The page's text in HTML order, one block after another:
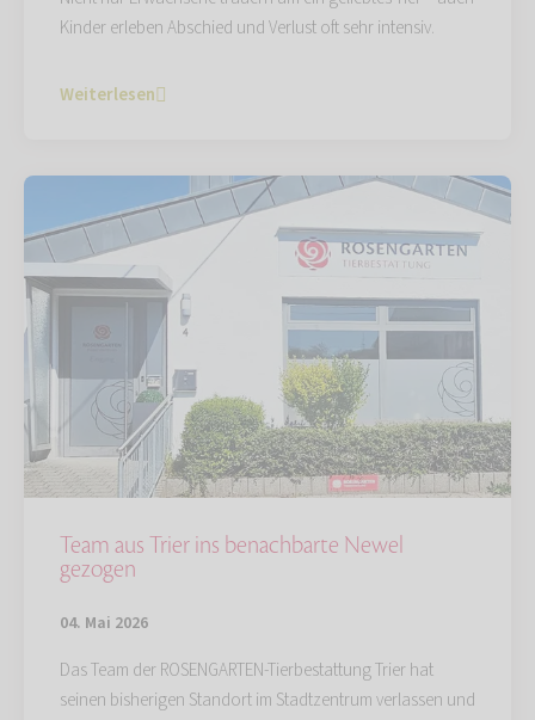
Kinder erleben Abschied und Verlust oft sehr intensiv.
Weiterlesen
Team aus Trier ins benachbarte Newel
gezogen
04. Mai 2026
Das Team der ROSENGARTEN-Tierbestattung Trier hat
seinen bisherigen Standort im Stadtzentrum verlassen und